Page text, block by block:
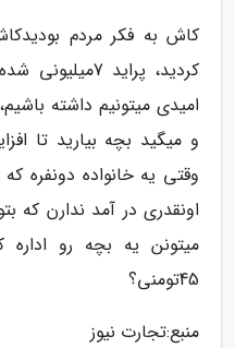
کاش به فکر مردم
امیدی میتونیم داشته
و میگید بچه بیارید تا
وقتی یه خانواده دونفره
اونقدری در آمد ندارن
میتونن یه بچه رو
45تومنی؟
منبع:تجارت نیوز